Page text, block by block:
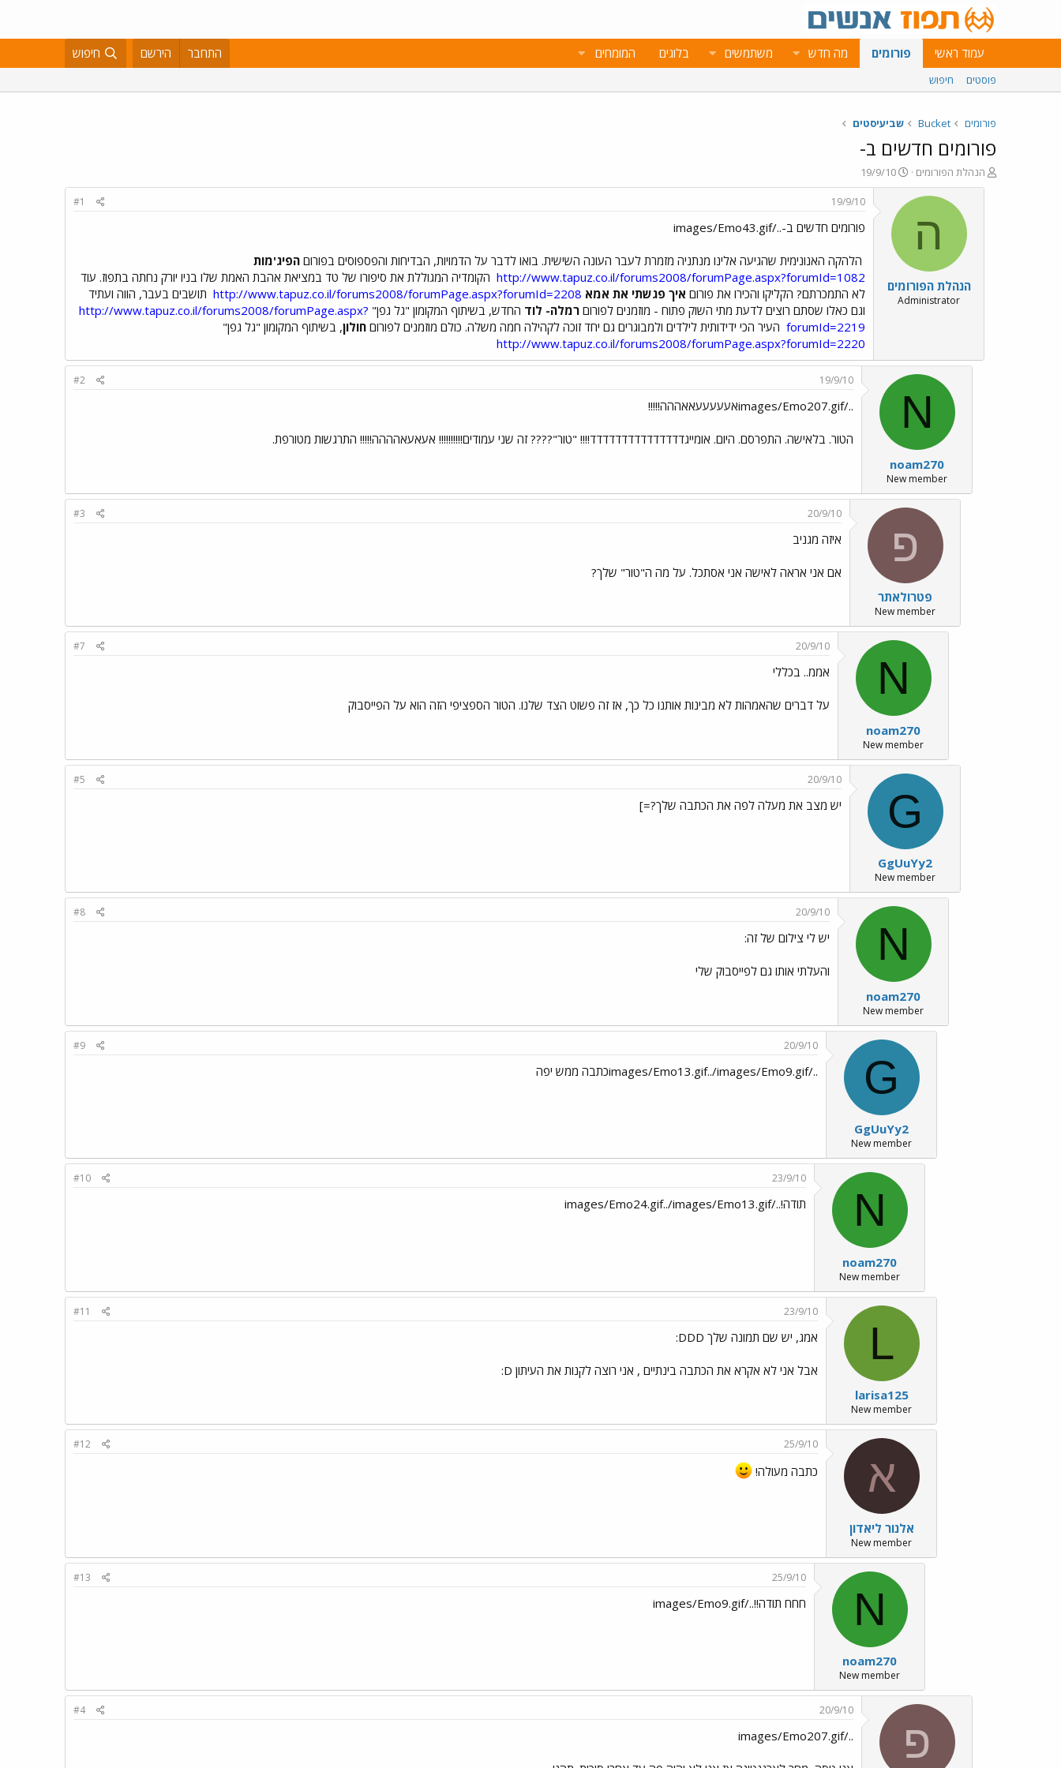
עמוד ראשי פורומים מה חדש משתמשים בלוגים המומחים התחבר הירשם חיפוש
פוסטים חיפוש
פורומים Bucket שביעיסטים
פורומים חדשים ב-
פ
ו
הנהלת הפורומים
פ
ו
ס
ם
ב
ת
ר
19/9/10
ה
הנהלת הפורומים
Administrator
19/9/10
#1
פורומים חדשים ב-../images/Emo43.gif
הלהקה האנונימית שהגיעה אלינו מנתניה מזמרת לעבר העונה השישית. בואו לדבר על הדמויות, הבדיחות והפספוסים בפורום הפיג'מות
http://www.tapuz.co.il/forums2008/forumPage.aspx?forumId=1082 הקומדיה המגוללת את סיפורו של טד במציאת אהבת האמת שלו בניו יורק נחתה בתפוז. עוד
לא התמכרתם? הקליקו והכירו את פורום איך פגשתי את אמא http://www.tapuz.co.il/forums2008/forumPage.aspx?forumId=2208 תושבים בעבר, הווה ועתיד
וגם כאלו שסתם רוצים לדעת מתי השוק פתוח - מוזמנים לפורום רמלה- לוד החדש, בשיתוף המקומון "גל גפן" http://www.tapuz.co.il/forums2008/forumPage.aspx?
forumId=2219 העיר הכי ידידותית לילדים ולמבוגרים גם יחד זוכה לקהילה חמה משלה. כולם מוזמנים לפורום חולון, בשיתוף המקומון "גל גפן"
http://www.tapuz.co.il/forums2008/forumPage.aspx?forumId=2220
N
noam270
New member
19/9/10
#2
../images/Emo207.gifאעעעעעאאההה!!!!!
הטור. בלאישה. התפרסם. היום. אומייגדדדדדדדדדדדדדדד!!!! "טור"???? זה שני עמודים!!!!!!!!!! אעאעאהההה!!!!! התרגשות מטורפת.
פ
פטרולאתר
New member
20/9/10
#3
איזה מגניב
אם אני אראה לאישה אני אסתכל. על מה ה"טור" שלך?
N
noam270
New member
20/9/10
#7
אממ.. בכללי
על דברים שהאמהות לא מבינות אותנו כל כך, אז זה פשוט הצד שלנו. הטור הספציפי הזה הוא על הפייסבוק
G
GgUuYy2
New member
20/9/10
#5
יש מצב את מעלה לפה את הכתבה שלך?=]
N
noam270
New member
20/9/10
#8
יש לי צילום של זה:
והעלתי אותו גם לפייסבוק שלי
G
GgUuYy2
New member
20/9/10
#9
../images/Emo13.gif../images/Emo9.gifכתבה ממש יפה
N
noam270
New member
23/9/10
#10
תודה!../images/Emo24.gif../images/Emo13.gif
L
larisa125
New member
23/9/10
#11
אמג, יש שם תמונה שלך DDD:
אבל אני לא אקרא את הכתבה בינתיים , אני רוצה לקנות את העיתון D:
א
אלנור ליאדון
New member
25/9/10
#12
כתבה מעולה!
N
noam270
New member
25/9/10
#13
חחח תודה!!../images/Emo9.gif
פ
20/9/10
#4
../images/Emo207.gif